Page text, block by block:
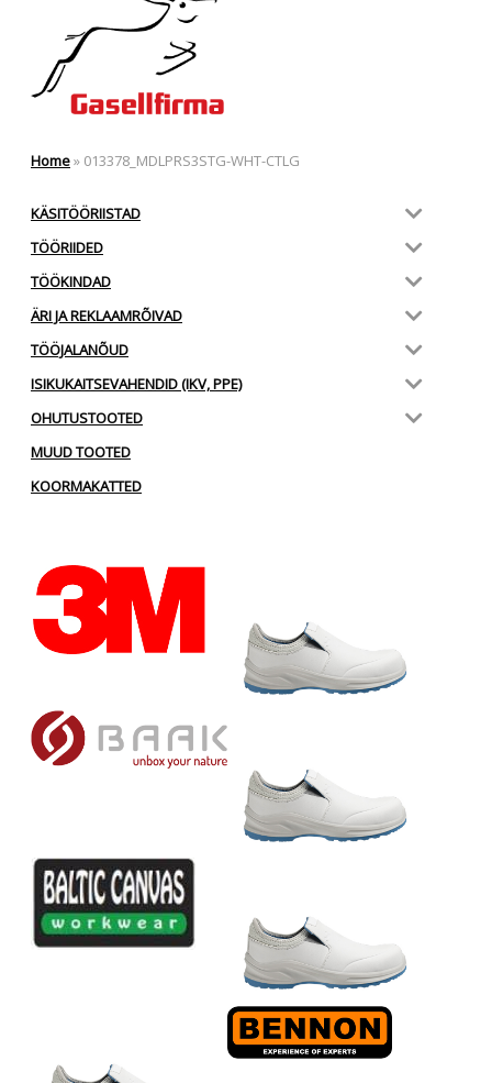
Home» 013378_MDLPRS3STG-WHT-CTLG
KÄSITÖÖRIISTAD
TÖÖRIIDED
TÖÖKINDAD
ÄRI JA REKLAAMRÕIVAD
TÖÖJALANÕUD
ISIKUKAITSEVAHENDID (IKV, PPE)
OHUTUSTOOTED
MUUD TOOTED
KOORMAKATTED